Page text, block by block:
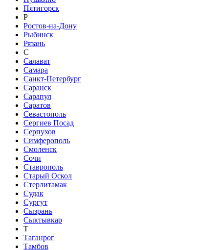
Пятигорск
Р
Ростов-на-Дону
Рыбинск
Рязань
С
Салават
Самара
Санкт-Петербург
Саранск
Сарапул
Саратов
Севастополь
Сергиев Посад
Серпухов
Симферополь
Смоленск
Сочи
Ставрополь
Старый Оскол
Стерлитамак
Судак
Сургут
Сызрань
Сыктывкар
Т
Таганрог
Тамбов